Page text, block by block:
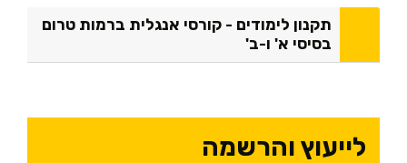
תקנון לימודים - קורסי אנגלית ברמות טרום
בסיסי א' ו-ב'
לייעוץ והרשמה